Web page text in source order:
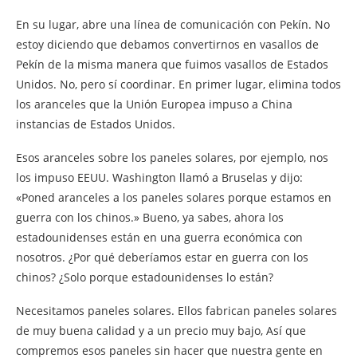
En su lugar, abre una línea de comunicación con Pekín. No
estoy diciendo que debamos convertirnos en vasallos de
Pekín de la misma manera que fuimos vasallos de Estados
Unidos. No, pero sí coordinar. En primer lugar, elimina todos
los aranceles que la Unión Europea impuso a China
instancias de Estados Unidos.
Esos aranceles sobre los paneles solares, por ejemplo, nos
los impuso EEUU. Washington llamó a Bruselas y dijo:
«Poned aranceles a los paneles solares porque estamos en
guerra con los chinos.» Bueno, ya sabes, ahora los
estadounidenses están en una guerra económica con
nosotros. ¿Por qué deberíamos estar en guerra con los
chinos? ¿Solo porque estadounidenses lo están?
Necesitamos paneles solares. Ellos fabrican paneles solares
de muy buena calidad y a un precio muy bajo, Así que
compremos esos paneles sin hacer que nuestra gente en